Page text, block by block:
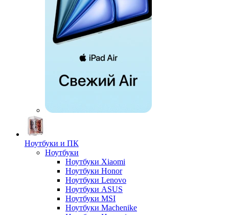
Ноутбуки и ПК
Ноутбуки
Ноутбуки Xiaomi
Ноутбуки Honor
Ноутбуки Lenovo
Ноутбуки ASUS
Ноутбуки MSI
Ноутбуки Machenike